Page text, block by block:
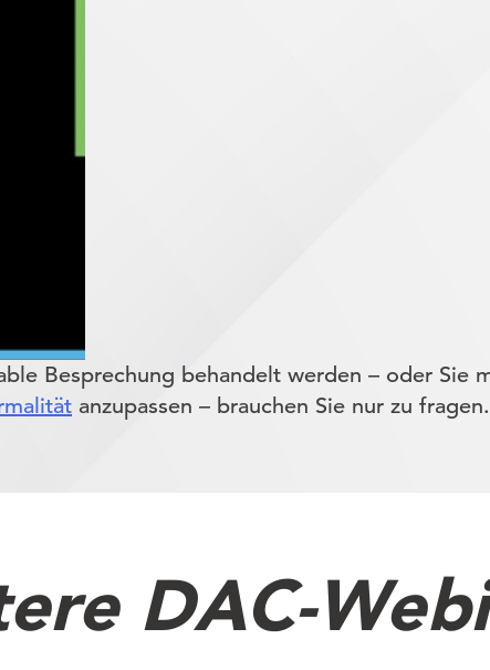
Besprechung behandelt werden – oder Sie
anzupassen – brauchen Sie nur zu fragen.
DAC-